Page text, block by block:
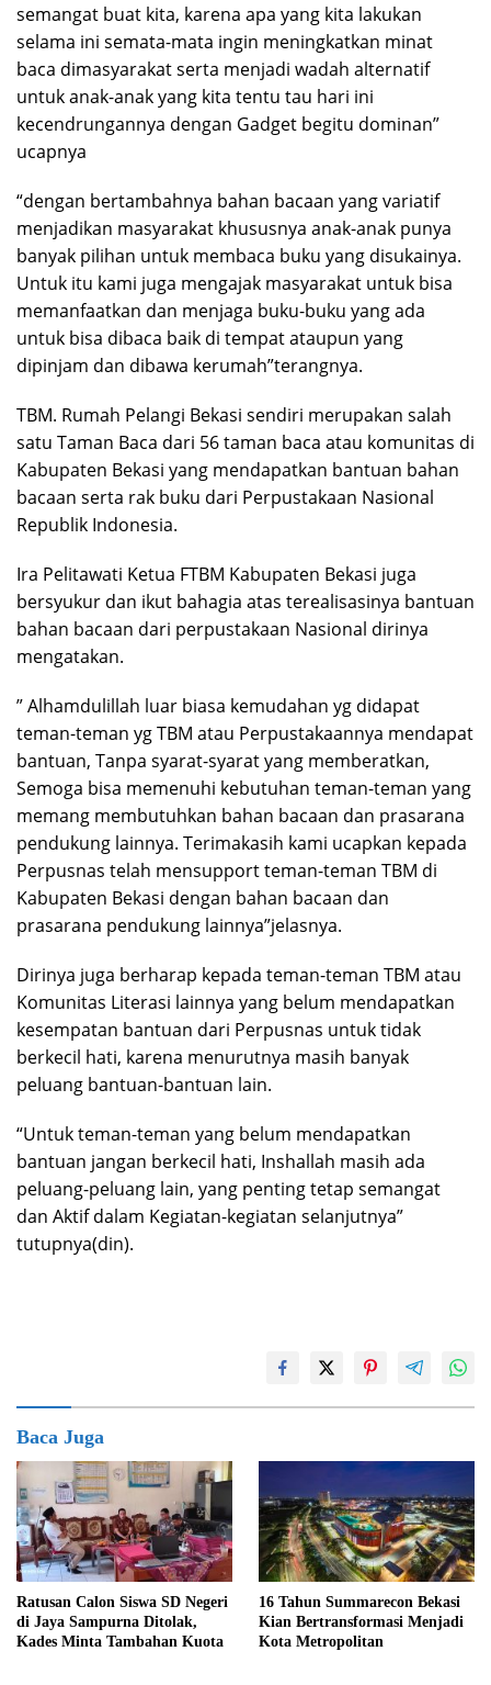
semangat buat kita, karena apa yang kita lakukan
selama ini semata-mata ingin meningkatkan minat
baca dimasyarakat serta menjadi wadah alternatif
untuk anak-anak yang kita tentu tau hari ini
kecendrungannya dengan Gadget begitu dominan”
ucapnya
“dengan bertambahnya bahan bacaan yang variatif
menjadikan masyarakat khususnya anak-anak punya
banyak pilihan untuk membaca buku yang disukainya.
Untuk itu kami juga mengajak masyarakat untuk bisa
memanfaatkan dan menjaga buku-buku yang ada
untuk bisa dibaca baik di tempat ataupun yang
dipinjam dan dibawa kerumah”terangnya.
TBM. Rumah Pelangi Bekasi sendiri merupakan salah
satu Taman Baca dari 56 taman baca atau komunitas di
Kabupaten Bekasi yang mendapatkan bantuan bahan
bacaan serta rak buku dari Perpustakaan Nasional
Republik Indonesia.
Ira Pelitawati Ketua FTBM Kabupaten Bekasi juga
bersyukur dan ikut bahagia atas terealisasinya bantuan
bahan bacaan dari perpustakaan Nasional dirinya
mengatakan.
” Alhamdulillah luar biasa kemudahan yg didapat
teman-teman yg TBM atau Perpustakaannya mendapat
bantuan, Tanpa syarat-syarat yang memberatkan,
Semoga bisa memenuhi kebutuhan teman-teman yang
memang membutuhkan bahan bacaan dan prasarana
pendukung lainnya. Terimakasih kami ucapkan kepada
Perpusnas telah mensupport teman-teman TBM di
Kabupaten Bekasi dengan bahan bacaan dan
prasarana pendukung lainnya”jelasnya.
Dirinya juga berharap kepada teman-teman TBM atau
Komunitas Literasi lainnya yang belum mendapatkan
kesempatan bantuan dari Perpusnas untuk tidak
berkecil hati, karena menurutnya masih banyak
peluang bantuan-bantuan lain.
“Untuk teman-teman yang belum mendapatkan
bantuan jangan berkecil hati, Inshallah masih ada
peluang-peluang lain, yang penting tetap semangat
dan Aktif dalam Kegiatan-kegiatan selanjutnya”
tutupnya(din).
Baca Juga
Ratusan Calon Siswa SD Negeri
di Jaya Sampurna Ditolak,
Kades Minta Tambahan Kuota
16 Tahun Summarecon Bekasi
Kian Bertransformasi Menjadi
Kota Metropolitan